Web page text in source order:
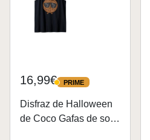
16,99€ PRIME
PRIME
Disfraz de Halloween
de Coco Gafas de sol